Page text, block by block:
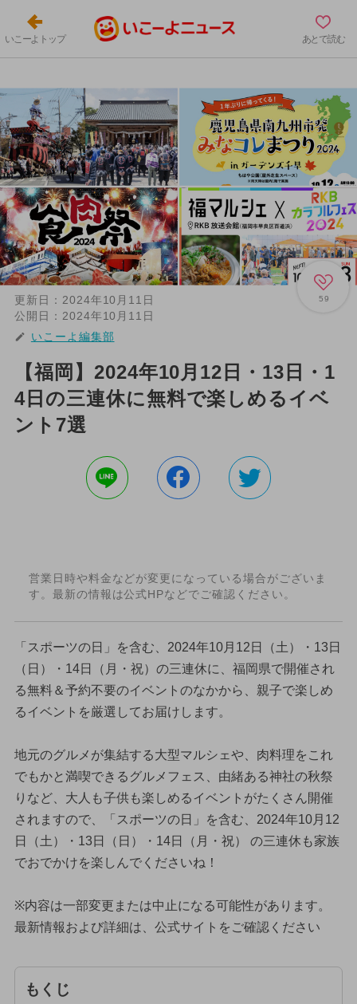
いこーよトップ あとで読む
59
更新日： 2024年10月11日
公開日： 2024年10月11日
いこーよ編集部
【福岡】2024年10月12日・13日・1
4日の三連休に無料で楽しめるイベ
ント7選
営業日時や料金などが変更になっている場合がございま
す。最新の情報は公式HPなどでご確認ください。
「スポーツの日」を含む、2024年10月12日（土）・13日
（日）・14日（月・祝）の三連休に、福岡県で開催され
る無料＆予約不要のイベントのなかから、親子で楽しめ
るイベントを厳選してお届けします。
地元のグルメが集結する大型マルシェや、肉料理をこれ
でもかと満喫できるグルメフェス、由緒ある神社の秋祭
りなど、大人も子供も楽しめるイベントがたくさん開催
されますので、「スポーツの日」を含む、2024年10月12
日（土）・13日（日）・14日（月・祝） の三連休も家族
でおでかけを楽しんでくださいね！
※内容は一部変更または中止になる可能性があります。
最新情報および詳細は、公式サイトをご確認ください
もくじ